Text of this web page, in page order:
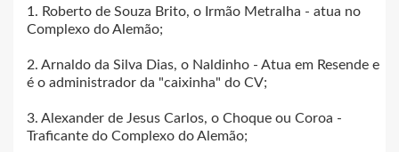
1. Roberto de Souza Brito, o Irmão Metralha - atua no
Complexo do Alemão;
2. Arnaldo da Silva Dias, o Naldinho - Atua em Resende e
é o administrador da "caixinha" do CV;
3. Alexander de Jesus Carlos, o Choque ou Coroa -
Traficante do Complexo do Alemão;